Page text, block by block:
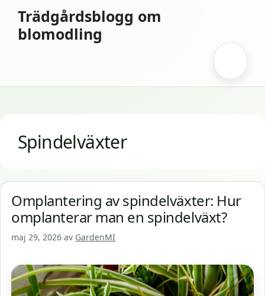
innehåll
Trädgårdsblogg om
blomodling
Spindelväxter
Omplantering av spindelväxter: Hur
omplanterar man en spindelväxt?
maj 29, 2026 av GardenMI